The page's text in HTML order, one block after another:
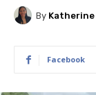
By Katherine
Facebook